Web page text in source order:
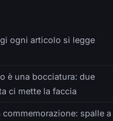
ogni articolo si legge
è una bocciatura: due
ci mette la faccia
spalle a